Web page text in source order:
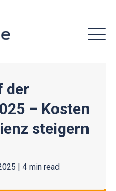
der
– Kosten
steigern
| 4 min read